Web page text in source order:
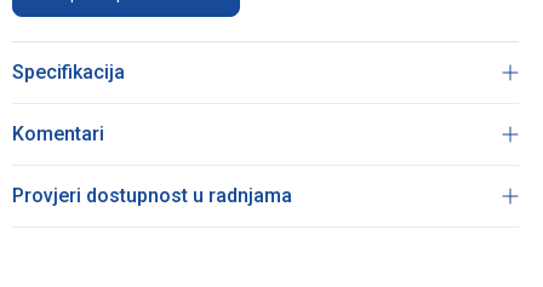
Specifikacija
Komentari
Provjeri dostupnost u radnjama